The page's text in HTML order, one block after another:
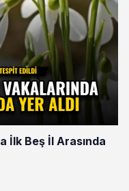
İlk Beş İl Arasında